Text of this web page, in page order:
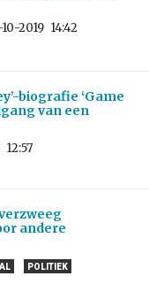
2019 14:42
biografie ‘Game
van een
12:57
andere
POLITIEK